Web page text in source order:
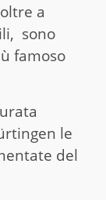
a
sono
famoso
le
del